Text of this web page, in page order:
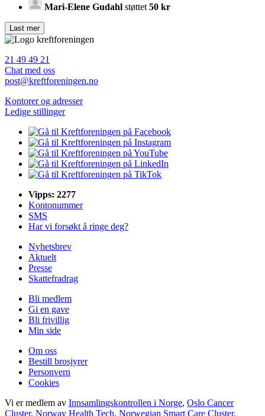
Mari-Elene Gudahl støttet 50 kr
21 49 49 21
Chat med oss
post@kreftforeningen.no
Kontorer og adresser
Ledige stillinger
Vipps: 2277
Kontonummer
SMS
Har vi forsøkt å ringe deg?
Nyhetsbrev
Aktuelt
Presse
Skattefradrag
Bli medlem
Gi en gave
Bli frivillig
Min side
Om oss
Bestill brosjyrer
Personvern
Cookies
Vi er medlem av Innsamlingskontrollen i Norge, Oslo Cancer
Cluster, Norway Health Tech, Norwegian Smart Care Cluster,